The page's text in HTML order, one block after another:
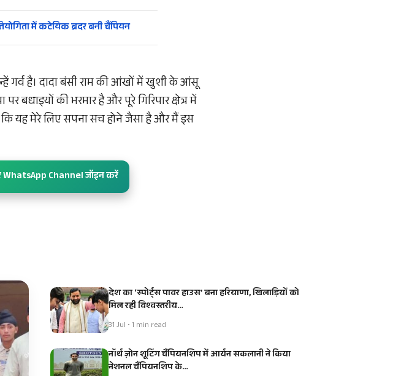
में कटेयिक ब्रदर बनी चैंपियन
गर्व है। दादा बंसी राम की आंखों में खुशी के आंसू
बधाइयों की भरमार है और पूरे गिरिपार क्षेत्र में
यह मेरे लिए सपना सच होने जैसा है और मैं इस
Channel जॉइन करें
देश का ‘स्पोर्ट्स पावर हाउस’ बना हरियाणा, खिलाड़ियों को
मिल रही विश्वस्तरीय…
31 Jul • 1 min read
नॉर्थ ज़ोन शूटिंग चैंपियनशिप में आर्यन सकलानी ने किया
नेशनल चैंपियनशिप के…